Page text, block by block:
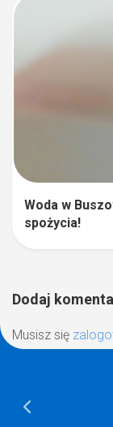
Woda w
spożycia!
Dodaj
Musisz się